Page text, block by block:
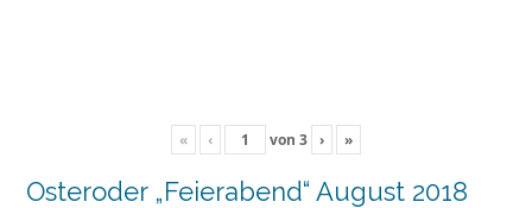
« ‹ von 3 › »
Osteroder „Feierabend“ August 2018